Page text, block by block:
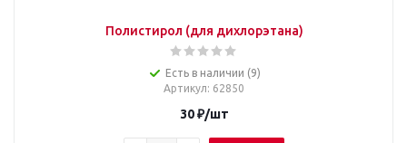
Полистирол (для дихлорэтана)
Есть в наличии (9)
Артикул: 62850
30₽/шт